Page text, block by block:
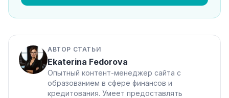
АВТОР СТАТЬИ
Ekaterina Fedorova
Опытный контент-менеджер сайта с
образованием в сфере финансов и
кредитования. Умеет предоставлять